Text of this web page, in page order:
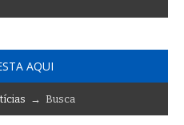
AQUI
→ Busca